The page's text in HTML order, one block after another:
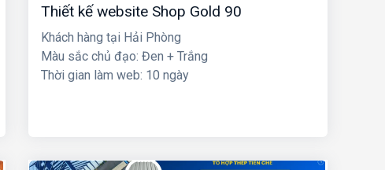
Thiết kế website Shop Gold 90
Khách hàng tại Hải Phòng
Màu sắc chủ đạo: Đen + Trắng
Thời gian làm web: 10 ngày